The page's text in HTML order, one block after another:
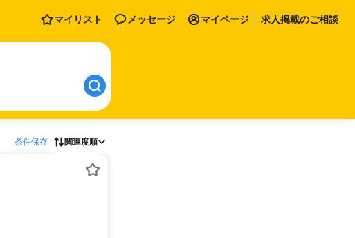
マイリスト メッセージ マイページ 求人掲載のご相談
条件保存 関連度順